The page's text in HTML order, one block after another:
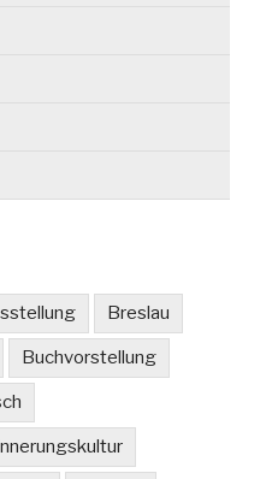
Breslau
Buchvorstellung